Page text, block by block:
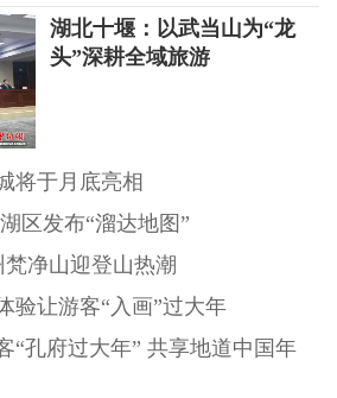
湖北十堰：以武当山为“龙
头”深耕全域旅游
将于月底亮相
区发布“溜达地图”
净山迎登山热潮
验让游客“入画”过大年
“孔府过大年” 共享地道中国年